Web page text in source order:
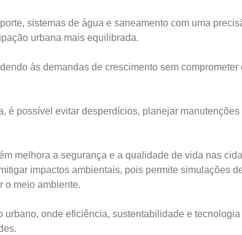
sistemas de água e saneamento com uma
urbana mais equilibrada.
às demandas de crescimento sem comprometer
é possível evitar desperdícios, planejar manutenções
melhora a segurança e a qualidade de vida nas
impactos ambientais, pois permite simulações
o meio ambiente.
onde eficiência, sustentabilidade e tecnologia